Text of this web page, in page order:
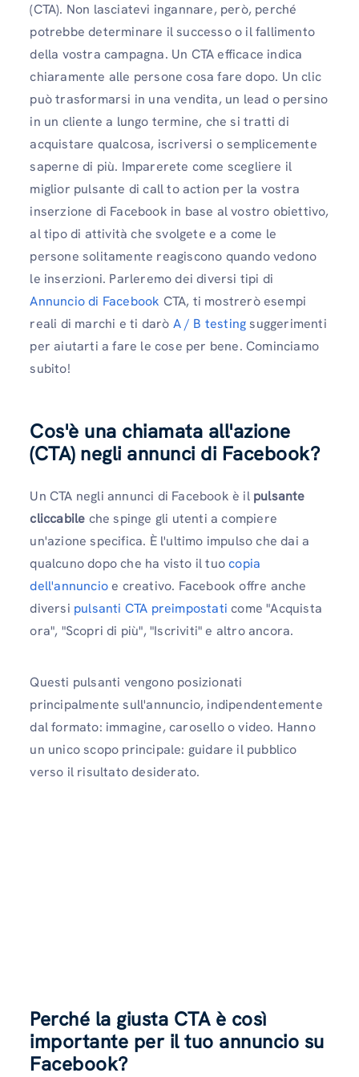
(CTA). Non lasciatevi ingannare, però, perché
potrebbe determinare il successo o il fallimento
della vostra campagna. Un CTA efficace indica
chiaramente alle persone cosa fare dopo. Un clic
può trasformarsi in una vendita, un lead o persino
in un cliente a lungo termine, che si tratti di
acquistare qualcosa, iscriversi o semplicemente
saperne di più. Imparerete come scegliere il
miglior pulsante di call to action per la vostra
inserzione di Facebook in base al vostro obiettivo,
al tipo di attività che svolgete e a come le
persone solitamente reagiscono quando vedono
le inserzioni. Parleremo dei diversi tipi di
Annuncio di Facebook CTA, ti mostrerò esempi
reali di marchi e ti darò A / B testingsuggerimenti
per aiutarti a fare le cose per bene. Cominciamo
subito!
Cos'è una chiamata all'azione
(CTA) negli annunci di Facebook?
Un CTA negli annunci di Facebook è il pulsante
cliccabile che spinge gli utenti a compiere
un'azione specifica. È l'ultimo impulso che dai a
qualcuno dopo che ha visto il tuocopia
dell'annuncioe creativo. Facebook offre anche
diversi pulsanti CTA preimpostati come "Acquista
ora", "Scopri di più", "Iscriviti" e altro ancora.
Questi pulsanti vengono posizionati
principalmente sull'annuncio, indipendentemente
dal formato: immagine, carosello o video. Hanno
un unico scopo principale: guidare il pubblico
verso il risultato desiderato.
Perché la giusta CTA è così
importante per il tuo annuncio su
Facebook?